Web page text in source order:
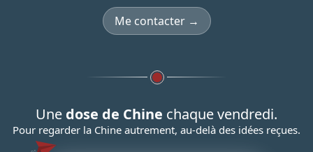
Me contacter →
Une dose de Chine chaque vendredi.
Pour regarder la Chine autrement, au-delà des idées reçues.